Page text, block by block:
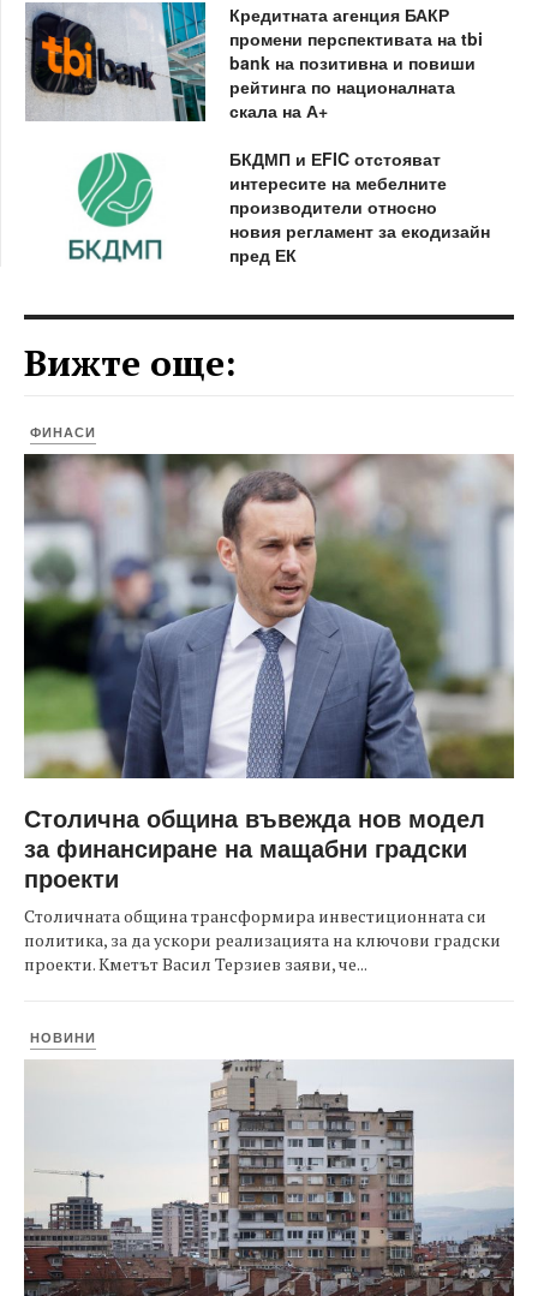
Кредитната агенция БАКР
промени перспективата на tbi
bank на позитивна и повиши
рейтинга по националната
скала на А+
БКДМП и ЕFIC отстояват
интересите на мебелните
производители относно
новия регламент за екодизайн
пред ЕК
Вижте още:
ФИНАСИ
Столична община въвежда нов модел
за финансиране на мащабни градски
проекти
Столичната община трансформира инвестиционната си
политика, за да ускори реализацията на ключови градски
проекти. Кметът Васил Терзиев заяви, че...
НОВИНИ